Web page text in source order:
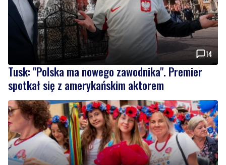
14
Tusk: "Polska ma nowego zawodnika". Premier
spotkał się z amerykańskim aktorem